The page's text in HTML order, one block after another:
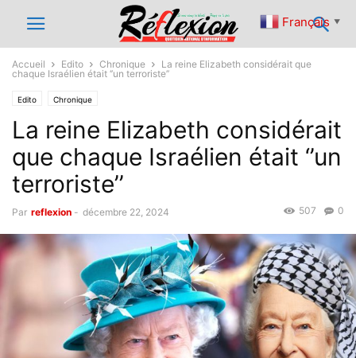
Accueil Edito Chronique
La reine Elizabeth considérait que
chaque Israélien était ‘’un terroriste’’
Edito Chronique
La reine Elizabeth considérait
que chaque Israélien était ‘’un
terroriste’’
Par reflexion - décembre 22, 2024 0
507
Français ▼